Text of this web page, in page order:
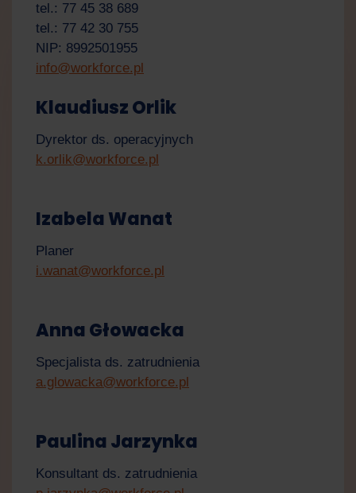
tel.: 77 45 38 689
tel.: 77 42 30 755
NIP: 8992501955
info@workforce.pl
Klaudiusz Orlik
Dyrektor ds. operacyjnych
k.orlik@workforce.pl
Izabela Wanat
Planer
i.wanat@workforce.pl
Anna Głowacka
Specjalista ds. zatrudnienia
a.glowacka@workforce.pl
Paulina Jarzynka
Konsultant ds. zatrudnienia
Work Force
Cześć! W czym mogę Ci dzisiaj pomóc?